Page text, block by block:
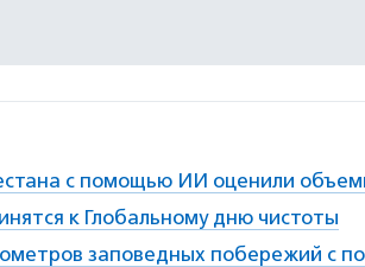
с помощью ИИ оценили
к Глобальному дню чистоты
заповедных побережий с